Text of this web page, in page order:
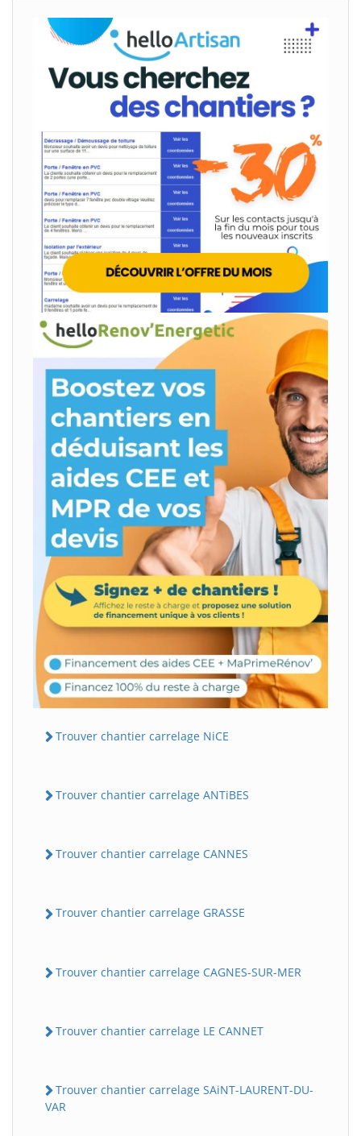
Trouver chantier carrelage NiCE
Trouver chantier carrelage ANTiBES
Trouver chantier carrelage CANNES
Trouver chantier carrelage GRASSE
Trouver chantier carrelage CAGNES-SUR-MER
Trouver chantier carrelage LE CANNET
Trouver chantier carrelage SAiNT-LAURENT-DU-
VAR